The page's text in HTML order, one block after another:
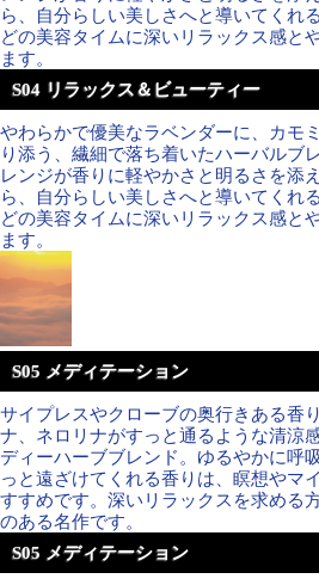
ら、自分らしい美しさへと導いてくれ
どの美容タイムに深いリラックス感と
ます。
S04 リラックス＆ビューティー
やわらかで優美なラベンダーに、カモ
り添う、繊細で落ち着いたハーバルブ
レンジが香りに軽やかさと明るさを添
ら、自分らしい美しさへと導いてくれ
どの美容タイムに深いリラックス感と
ます。
S05 メディテーション
サイプレスやクローブの奥行きある香
ナ、ネロリナがすっと通るような清涼
ディーハーブブレンド。ゆるやかに呼
っと遠ざけてくれる香りは、瞑想やマ
すすめです。深いリラックスを求める
のある名作です。
S05 メディテーション